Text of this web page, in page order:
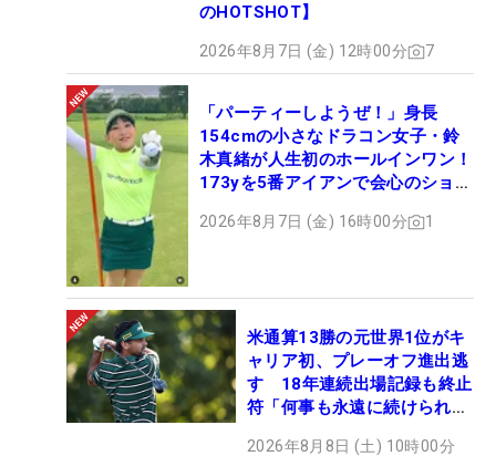
のHOTSHOT】
2026年8月7日 (金) 12時00分 7
「パーティーしようぜ！」身長
154cmの小さなドラコン女子・鈴
木真緒が人生初のホールインワン！
173yを5番アイアンで会心のショッ
2026年8月7日 (金) 16時00分 1
米通算13勝の元世界1位がキ
ャリア初、プレーオフ進出逃
す 18年連続出場記録も終止
符「何事も永遠に続けられな
2026年8月8日 (土) 10時00分